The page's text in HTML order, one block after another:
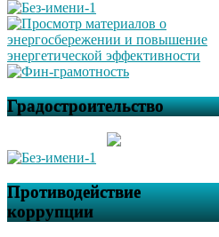
Градостроительство
Противодействие
коррупции